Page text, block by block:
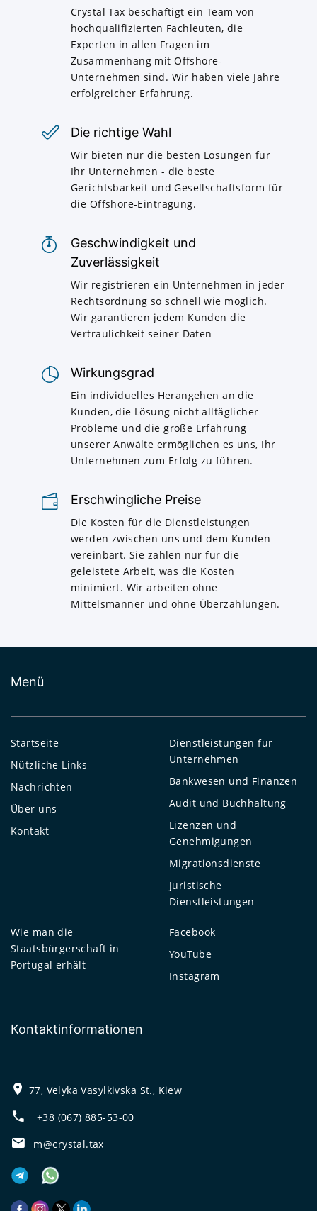
Crystal Tax beschäftigt ein Team von
hochqualifizierten Fachleuten, die
Experten in allen Fragen im
Zusammenhang mit Offshore-
Unternehmen sind. Wir haben viele Jahre
erfolgreicher Erfahrung.
Die richtige Wahl
Wir bieten nur die besten Lösungen für
Ihr Unternehmen - die beste
Gerichtsbarkeit und Gesellschaftsform für
die Offshore-Eintragung.
Geschwindigkeit und
Zuverlässigkeit
Wir registrieren ein Unternehmen in jeder
Rechtsordnung so schnell wie möglich.
Wir garantieren jedem Kunden die
Vertraulichkeit seiner Daten
Wirkungsgrad
Ein individuelles Herangehen an die
Kunden, die Lösung nicht alltäglicher
Probleme und die große Erfahrung
unserer Anwälte ermöglichen es uns, Ihr
Unternehmen zum Erfolg zu führen.
Erschwingliche Preise
Die Kosten für die Dienstleistungen
werden zwischen uns und dem Kunden
vereinbart. Sie zahlen nur für die
geleistete Arbeit, was die Kosten
minimiert. Wir arbeiten ohne
Mittelsmänner und ohne Überzahlungen.
Menü
Startseite
Nützliche Links
Nachrichten
Über uns
Kontakt
Dienstleistungen für
Unternehmen
Bankwesen und Finanzen
Audit und Buchhaltung
Lizenzen und
Genehmigungen
Migrationsdienste
Juristische
Dienstleistungen
Wie man die
Staatsbürgerschaft in
Portugal erhält
Facebook
YouTube
Instagram
Kontaktinformationen
77, Velyka Vasylkivska St., Kiew
+38 (067) 885-53-00
m@crystal.tax